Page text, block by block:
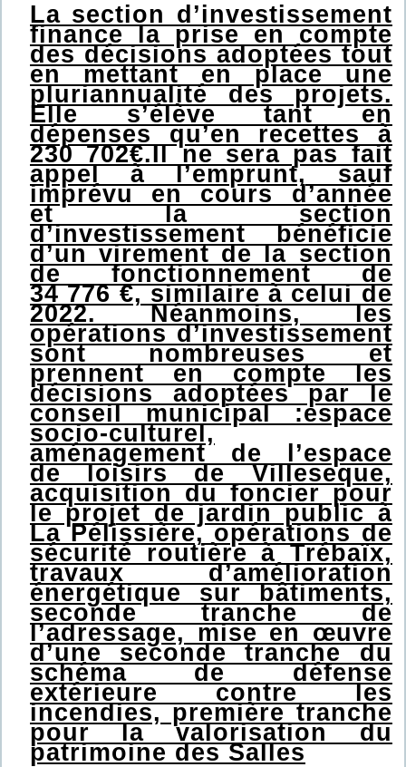
La section d’investissement
finance la prise en compte
des décisions adoptées tout
en mettant en place une
pluriannualité des projets.
Elle s’élève tant en
dépenses qu’en recettes à
230 702€.Il ne sera pas fait
appel à l’emprunt, sauf
imprévu en cours d’année
et la section
d’investissement bénéficie
d’un virement de la section
de fonctionnement de
34 776 €, similaire à celui de
2022. Néanmoins, les
opérations d’investissement
sont nombreuses et
prennent en compte les
décisions adoptées par le
conseil municipal :espace
socio-culturel,
aménagement de l’espace
de loisirs de Villeseque,
acquisition du foncier pour
le projet de jardin public à
La Pélissière, opérations de
sécurité routière à Trébaïx,
travaux d’amélioration
énergétique sur bâtiments,
seconde tranche de
l’adressage, mise en œuvre
d’une seconde tranche du
schéma de défense
extérieure contre les
incendies, première tranche
pour la valorisation du
patrimoine des Salles